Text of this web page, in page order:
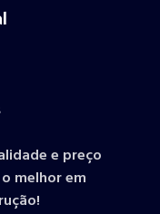
e preço
melhor em